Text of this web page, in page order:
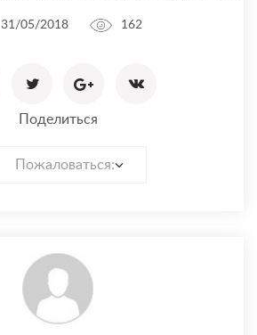
31/05/2018 162
Поделиться
Пожаловаться: